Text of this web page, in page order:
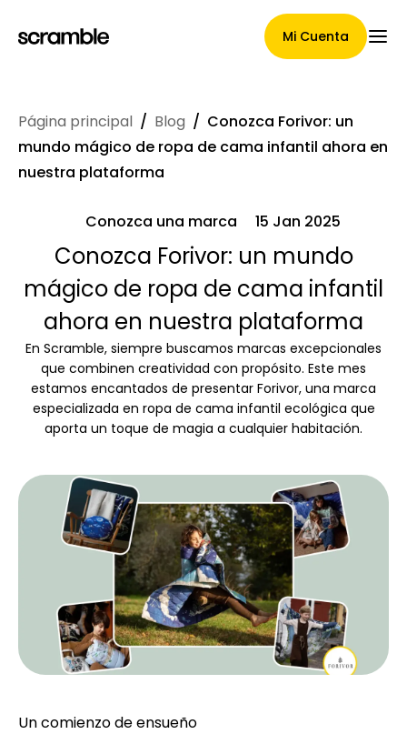
Mi Cuenta
Página Principal
Términos de asignación de
reclamaciones
Galería de marcas
Selección de marca
Calculadoras
Historial de Rondas
Blog
Página principal / Blog / Conozca Forivor: un
mundo mágico de ropa de cama infantil ahora en
nuestra plataforma
Conozca una marca 15 Jan 2025
Conozca Forivor: un mundo
mágico de ropa de cama infantil
ahora en nuestra plataforma
En Scramble, siempre buscamos marcas excepcionales
que combinen creatividad con propósito. Este mes
estamos encantados de presentar Forivor, una marca
especializada en ropa de cama infantil ecológica que
aporta un toque de magia a cualquier habitación.
Un comienzo de ensueño